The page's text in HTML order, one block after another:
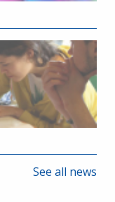
See all news